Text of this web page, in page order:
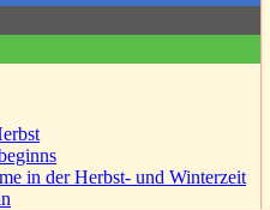
in der Herbst- und Winterzeit